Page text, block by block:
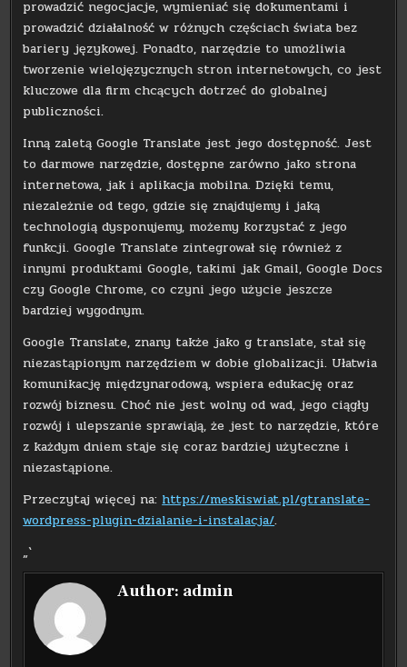
prowadzić negocjacje, wymieniać się dokumentami i
prowadzić działalność w różnych częściach świata bez
bariery językowej. Ponadto, narzędzie to umożliwia
tworzenie wielojęzycznych stron internetowych, co jest
kluczowe dla firm chcących dotrzeć do globalnej
publiczności.
Inną zaletą Google Translate jest jego dostępność. Jest
to darmowe narzędzie, dostępne zarówno jako strona
internetowa, jak i aplikacja mobilna. Dzięki temu,
niezależnie od tego, gdzie się znajdujemy i jaką
technologią dysponujemy, możemy korzystać z jego
funkcji. Google Translate zintegrował się również z
innymi produktami Google, takimi jak Gmail, Google Docs
czy Google Chrome, co czyni jego użycie jeszcze
bardziej wygodnym.
Google Translate, znany także jako g translate, stał się
niezastąpionym narzędziem w dobie globalizacji. Ułatwia
komunikację międzynarodową, wspiera edukację oraz
rozwój biznesu. Choć nie jest wolny od wad, jego ciągły
rozwój i ulepszanie sprawiają, że jest to narzędzie, które
z każdym dniem staje się coraz bardziej użyteczne i
niezastąpione.
Przeczytaj więcej na: https://meskiswiat.pl/gtranslate-
wordpress-plugin-dzialanie-i-instalacja/.
„`
Author: admin